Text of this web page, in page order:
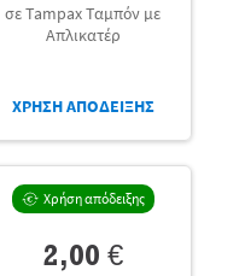
σε Tampax Ταμπόν με
Απλικατέρ
ΧΡΗΣΗ ΑΠΟΔΕΙΞΗΣ
Χρήση απόδειξης
2,00 €